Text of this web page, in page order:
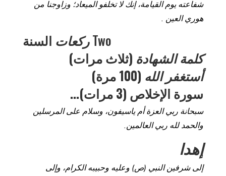
شفاعته يوم القيامة، إنك لا تخلفو الميعاد؛ وزاوجنا من
هوري العين .
Twoركعات السنة
كلمة الشهادة (ثلاث مرات)
أستغفر الله (100 مرة)
سورة الإخلاص (3 مرات)…
سبحانة ربي العزة أم ياسيفون، وسلام على المرسلين
والحمد لله ربي العالمين.
إهدا
إلى شرفين النبي (ص) وعليه وحبيبه الكرام، وإلى